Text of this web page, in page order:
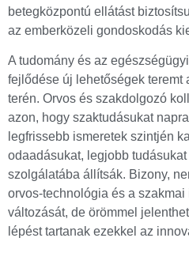
betegközpontú ellátást
az emberközeli gondoskodás
A tudomány és az
fejlődése új lehetőségek teremt
terén. Orvos és szakdolgozó
azon, hogy szaktudásukat
legfrissebb ismeretek szintjén
odaadásukat, legjobb
szolgálatába állítsák. Bizony,
orvos-technológia és a
változását, de örömmel
lépést tartanak ezekkel az